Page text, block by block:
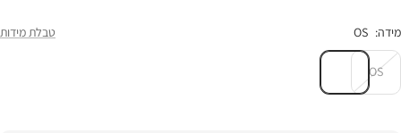
מידה: OS טבלת מידות
OS